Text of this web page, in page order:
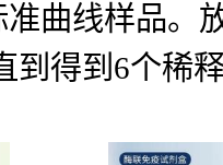
曲线样品。
到得到6个稀